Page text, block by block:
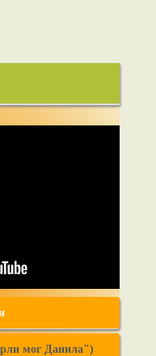
мог Данила")